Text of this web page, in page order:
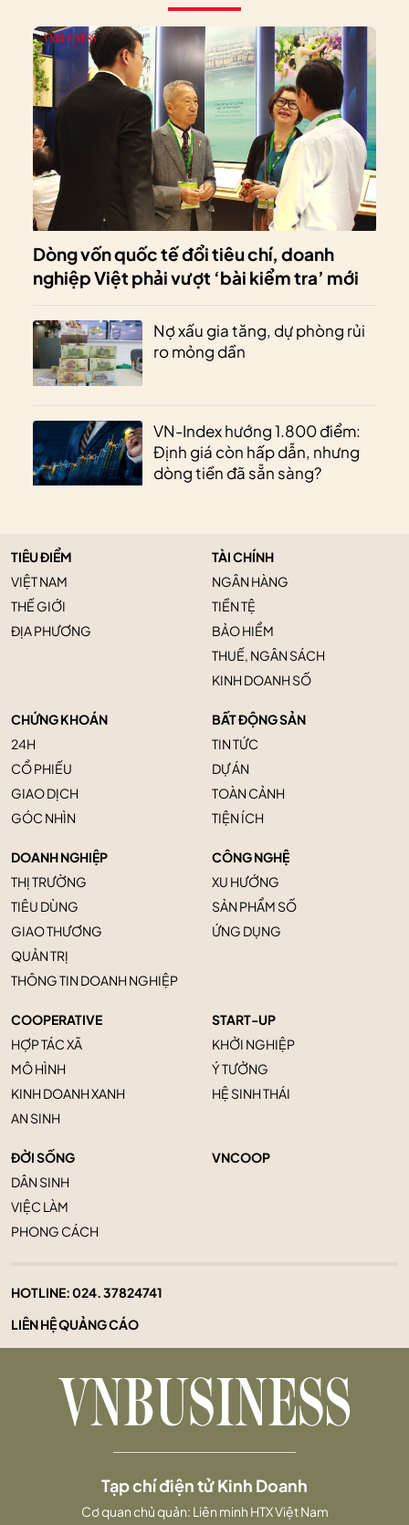
Dòng vốn quốc tế đổi tiêu chí, doanh
nghiệp Việt phải vượt ‘bài kiểm tra’ mới
Nợ xấu gia tăng, dự phòng rủi
ro mỏng dần
VN-Index hướng 1.800 điểm:
Định giá còn hấp dẫn, nhưng
dòng tiền đã sẵn sàng?
TIÊU ĐIỂM
VIỆT NAM
THẾ GIỚI
ĐỊA PHƯƠNG
TÀI CHÍNH
NGÂN HÀNG
TIỀN TỆ
BẢO HIỂM
THUẾ, NGÂN SÁCH
KINH DOANH SỐ
CHỨNG KHOÁN
24H
CỔ PHIẾU
GIAO DỊCH
GÓC NHÌN
BẤT ĐỘNG SẢN
TIN TỨC
DỰ ÁN
TOÀN CẢNH
TIỆN ÍCH
DOANH NGHIỆP
THỊ TRƯỜNG
TIÊU DÙNG
GIAO THƯƠNG
QUẢN TRỊ
THÔNG TIN DOANH NGHIỆP
CÔNG NGHỆ
XU HƯỚNG
SẢN PHẨM SỐ
ỨNG DỤNG
COOPERATIVE
HỢP TÁC XÃ
MÔ HÌNH
KINH DOANH XANH
AN SINH
START-UP
KHỞI NGHIỆP
Ý TƯỞNG
HỆ SINH THÁI
ĐỜI SỐNG
DÂN SINH
VIỆC LÀM
PHONG CÁCH
VNCOOP
HOTLINE:024. 37824741
LIÊN HỆ QUẢNG CÁO
Tạp chí điện tử Kinh Doanh
Cơ quan chủ quản: Liên minh HTX Việt Nam